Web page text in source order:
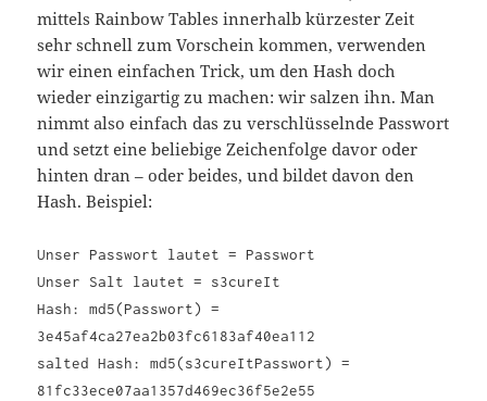
mittels Rainbow Tables innerhalb kürzester Zeit
sehr schnell zum Vorschein kommen, verwenden
wir einen einfachen Trick, um den Hash doch
wieder einzigartig zu machen: wir salzen ihn. Man
nimmt also einfach das zu verschlüsselnde Passwort
und setzt eine beliebige Zeichenfolge davor oder
hinten dran – oder beides, und bildet davon den
Hash. Beispiel:
Unser Passwort lautet = Passwort
Unser Salt lautet = s3cureIt
Hash: md5(Passwort) =
3e45af4ca27ea2b03fc6183af40ea112
salted Hash: md5(s3cureItPasswort) =
81fc33ece07aa1357d469ec36f5e2e55